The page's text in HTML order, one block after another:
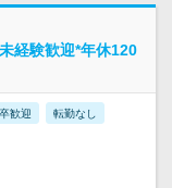
経験歓迎*年休120
歓迎 転勤なし